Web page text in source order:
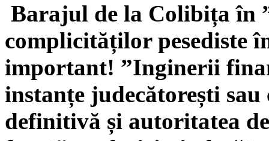
Barajul de la Colibița în
complicităților pesediste
important! ”Inginerii
instanțe judecătorești
definitivă și autoritatea